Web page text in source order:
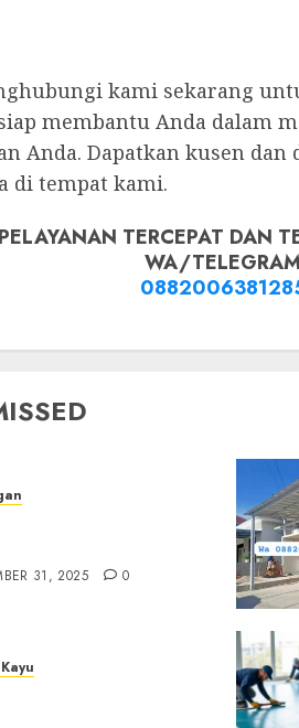
kami sekarang
membantu Anda dalam
Anda. Dapatkan kusen
di tempat kami.
PELAYANAN TERCEPAT DAN
WA/
31, 2025 0